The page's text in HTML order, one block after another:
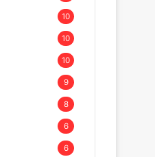
10
10
10
9
8
6
6